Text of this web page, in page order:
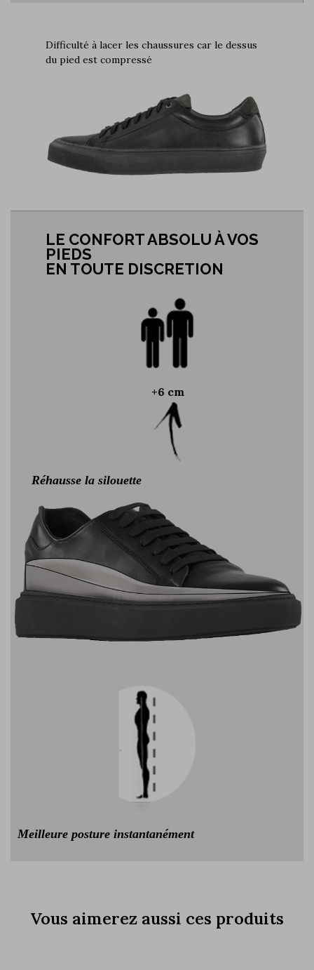
Difficulté à lacer les chaussures car le dessus
du pied est compressé
LE CONFORT ABSOLU À VOS
PIEDS
EN TOUTE DISCRETION
+6 cm
Réhausse la silouette
Meilleure posture instantanément
Vous aimerez aussi ces produits